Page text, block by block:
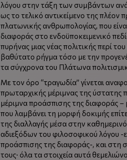
λόγου στην τάξη των συμβάντων
ως το τελικό αντικείμενο της πλέον
πλατωνικής ανθρωπολογίας, που
διαφοράς στο ενδοϋποκειμενικό
πυρήνας μιας νέας πολιτικής περί
βαθύτατο ρήγμα τόσο με την
τα σύγχρονα του Πλάτωνα
Με τον όρο “τραγωδία” γίνεται
πρωταρχικής μέριμνας της ύστατης
μέριμνα προάσπισης της διαφοράς –
που λαμβάνει τη μορφή δοκιμής
της διαλλαγής μέσα στην
αδιεξόδων του φιλοσοφικού λόγου -
προάσπισης της διαφοράς-, και στη
τους· όλα τα στοιχεία αυτά